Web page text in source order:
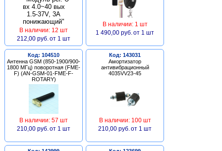
В наличии: 12 шт
212,00 руб. от 1 шт
В наличии: 1 шт
1 490,00 руб. от 1 шт
Код: 104510
Антенна GSM (850-1900/900-
1800 МГц) поворотная (FME-
F) (AN-GSM-01-FME-F-
ROTARY)
В наличии: 57 шт
210,00 руб. от 1 шт
Код: 143031
Амортизатор
антивибрационный
4035VV23-45
В наличии: 100 шт
210,00 руб. от 1 шт